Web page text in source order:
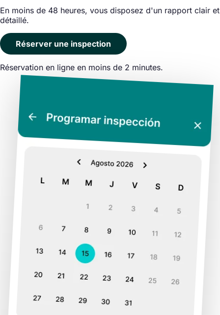
En moins de 48 heures, vous disposez d'un rapport clair et
détaillé.
Réserver une inspection
Réservation en ligne en moins de 2 minutes.